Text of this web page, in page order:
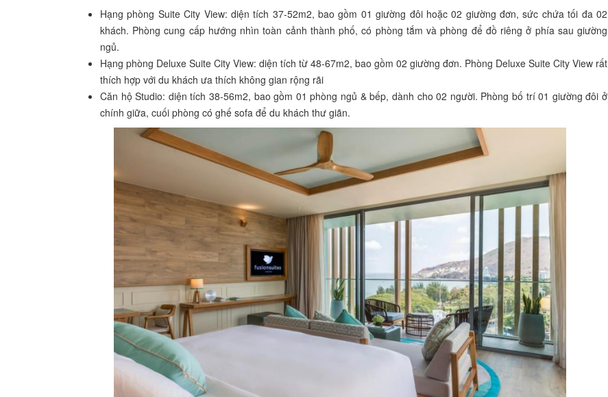
Hạng phòng Suite City View: diện tích 37-52m2, bao gồm 01 giường đôi hoặc 02 giường đơn, sức chứa tối đa 02
khách. Phòng cung cấp hướng nhìn toàn cảnh thành phố, có phòng tắm và phòng để đồ riêng ở phía sau giường
ngủ.
Hạng phòng Deluxe Suite City View: diện tích từ 48-67m2, bao gồm 02 giường đơn. Phòng Deluxe Suite City View rất
thích hợp với du khách ưa thích không gian rộng rãi
Căn hộ Studio: diện tích 38-56m2, bao gồm 01 phòng ngủ & bếp, dành cho 02 người. Phòng bố trí 01 giường đôi ở
chính giữa, cuối phòng có ghế sofa để du khách thư giãn.